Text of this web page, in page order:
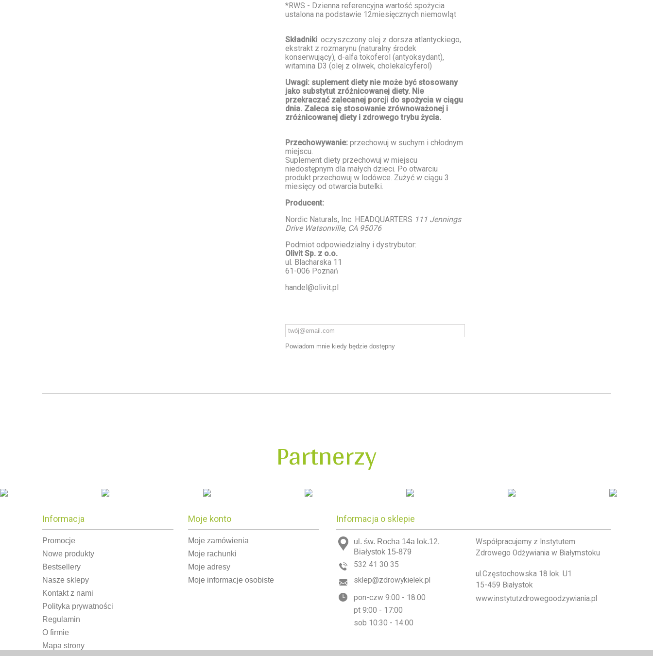
*RWS - Dzienna referencyjna wartość spożycia
ustalona na podstawie 12miesięcznych niemowląt
Składniki: oczyszczony olej z dorsza atlantyckiego,
ekstrakt z rozmarynu (naturalny środek
konserwujący), d-alfa tokoferol (antyoksydant),
witamina D3 (olej z oliwek, cholekalcyferol)
Uwagi: suplement diety nie może być stosowany
jako substytut zróżnicowanej diety. Nie
przekraczać zalecanej porcji do spożycia w ciągu
dnia. Zaleca się stosowanie zrównoważonej i
zróżnicowanej diety i zdrowego trybu życia.
Przechowywanie: przechowuj w suchym i chłodnym
miejscu.
Suplement diety przechowuj w miejscu
niedostępnym dla małych dzieci. Po otwarciu
produkt przechowuj w lodówce. Zużyć w ciągu 3
miesięcy od otwarcia butelki.
Producent:
Nordic Naturals, Inc. HEADQUARTERS 111 Jennings
Drive Watsonville, CA 95076
Podmiot odpowiedzialny i dystrybutor:
Olivit Sp. z o.o.
ul. Blacharska 11
61-006 Poznań
handel@olivit.pl
Powiadom mnie kiedy będzie dostępny
Partnerzy
Informacja
Promocje
Nowe produkty
Bestsellery
Nasze sklepy
Kontakt z nami
Polityka prywatności
Regulamin
O firmie
Mapa strony
Moje konto
Moje zamówienia
Moje rachunki
Moje adresy
Moje informacje osobiste
Informacja o sklepie
ul. św. Rocha 14a lok.12,
Białystok 15-879
532 41 30 35
sklep@zdrowykielek.pl
pon-czw 9:00 - 18:00
pt 9:00 - 17:00
sob 10:30 - 14:00
Współpracujemy z Instytutem
Zdrowego Odżywiania w Białymstoku
ul.Częstochowska 18 lok. U1
15-459 Białystok
www.instytutzdrowegoodzywiania.pl